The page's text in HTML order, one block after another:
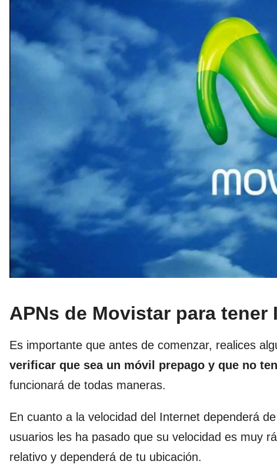
APNs de Movistar para tener
Es importante que antes de comenzar, realices
verificar que sea un móvil prepago y que no
funcionará de todas maneras.
En cuanto a la velocidad del Internet dependerá
usuarios les ha pasado que su velocidad es muy
relativo y dependerá de tu ubicación.